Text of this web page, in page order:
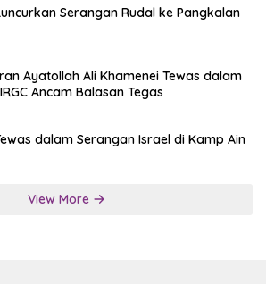
Serangan Rudal ke Pangkalan
Ayatollah Ali Khamenei Tewas dalam
Ancam Balasan Tegas
dalam Serangan Israel di Kamp Ain
View More